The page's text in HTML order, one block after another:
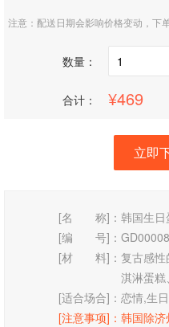
注意：配送日期会影响价格变动，下
数量：
合计： 469
立即
[名 称]：韩国生
[编 号]：
[材 料]：复古感
淇淋蛋
[适合场合]：恋情,生
[注意事项]：韩国除